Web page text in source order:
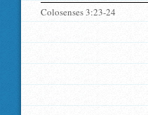
Colosenses 3:23-24